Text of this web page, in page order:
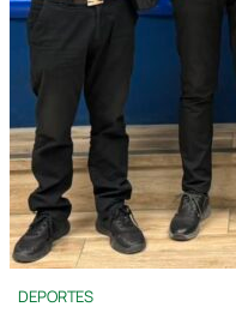
DEPORTES